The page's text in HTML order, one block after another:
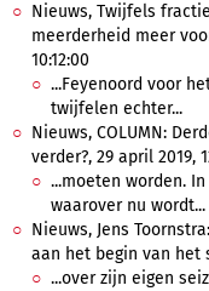
Nieuws, Twijfels
meerderheid meer
10:12:00
...Feyenoord voor
twijfelen echter...
Nieuws, COLUMN:
verder?, 29 april 2019,
...moeten worden.
waarover nu wordt...
Nieuws, Jens
aan het begin van het
...over zijn eigen